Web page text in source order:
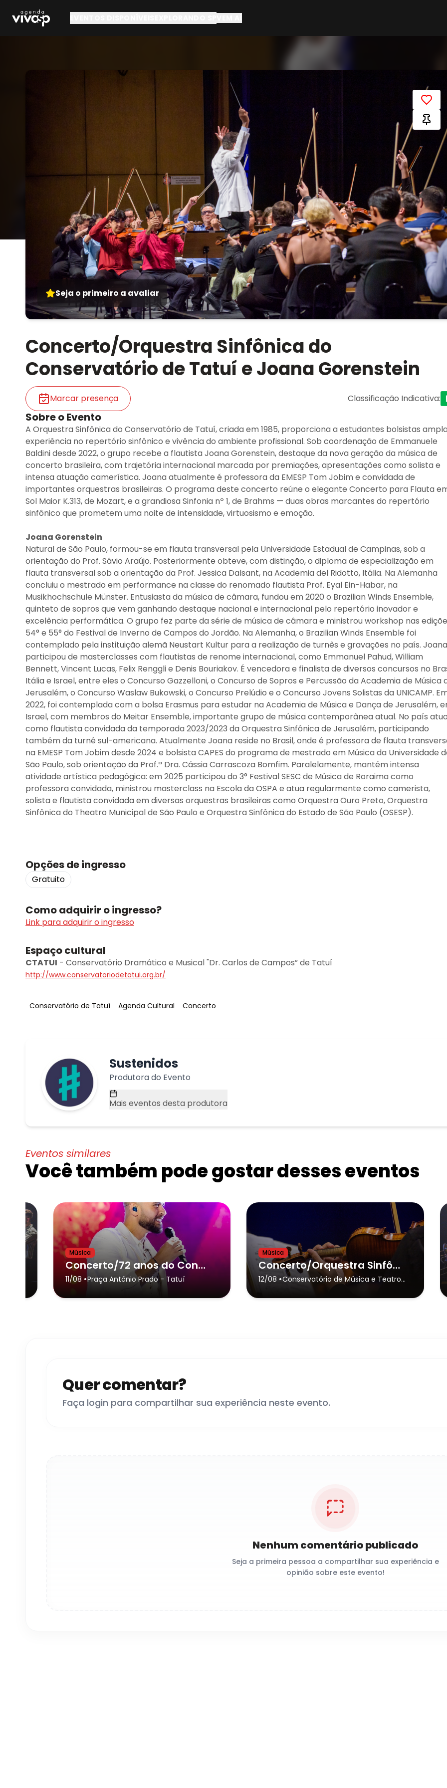
Seja o primeiro a avaliar
Concerto/Orquestra Sinfônica do
Conservatório de Tatuí e Joana Gorenstein
Marcar presença Classificação Indicativa:
Sobre o Evento
A Orquestra Sinfônica do Conservatório de Tatuí, criada em 1985, proporciona a estudantes bolsistas
experiência no repertório sinfônico e vivência do ambiente profissional. Sob coordenação de Emmanuele
Baldini desde 2022, o grupo recebe a flautista Joana Gorenstein, destaque da nova geração da música de
concerto brasileira, com trajetória internacional marcada por premiações, apresentações como solista e
intensa atuação camerística. Joana atualmente é professora da EMESP Tom Jobim e convidada de
importantes orquestras brasileiras. O programa deste concerto reúne o elegante Concerto para Flauta
Sol Maior K.313, de Mozart, e a grandiosa Sinfonia nº 1, de Brahms — duas obras marcantes do repertório
sinfônico que prometem uma noite de intensidade, virtuosismo e emoção.
Joana Gorenstein
Natural de São Paulo, formou-se em flauta transversal pela Universidade Estadual de Campinas, sob a
orientação do Prof. Sávio Araújo. Posteriormente obteve, com distinção, o diploma de especialização em
flauta transversal sob a orientação da Prof. Jessica Dalsant, na Academia del Ridotto, Itália. Na Alemanha
concluiu o mestrado em performance na classe do renomado flautista Prof. Eyal Ein-Habar, na
Musikhochschule Münster. Entusiasta da música de câmara, fundou em 2020 o Brazilian Winds Ensemble,
quinteto de sopros que vem ganhando destaque nacional e internacional pelo repertório inovador e
excelência performática. O grupo fez parte da série de música de câmara e ministrou workshop nas
54° e 55° do Festival de Inverno de Campos do Jordão. Na Alemanha, o Brazilian Winds Ensemble foi
contemplado pela instituição alemã Neustart Kultur para a realização de turnês e gravações no país. Joana
participou de masterclasses com flautistas de renome internacional, como Emmanuel Pahud, William
Bennett, Vincent Lucas, Felix Renggli e Denis Bouriakov. É vencedora e finalista de diversos concursos no
Itália e Israel, entre eles o Concurso Gazzelloni, o Concurso de Sopros e Percussão da Academia de Música
Jerusalém, o Concurso Waslaw Bukowski, o Concurso Prelúdio e o Concurso Jovens Solistas da UNICAMP.
2022, foi contemplada com a bolsa Erasmus para estudar na Academia de Música e Dança de Jerusalém,
Israel, com membros do Meitar Ensemble, importante grupo de música contemporânea atual. No país
como flautista convidada da temporada 2023/2023 da Orquestra Sinfônica de Jerusalém, participando
também da turnê sul-americana. Atualmente Joana reside no Brasil, onde é professora de flauta
na EMESP Tom Jobim desde 2024 e bolsista CAPES do programa de mestrado em Música da Universidade
São Paulo, sob orientação da Prof.ª Dra. Cássia Carrascoza Bomfim. Paralelamente, mantém intensa
atividade artística pedagógica: em 2025 participou do 3° Festival SESC de Música de Roraima como
professora convidada, ministrou masterclass na Escola da OSPA e atua regularmente como camerista,
solista e flautista convidada em diversas orquestras brasileiras como Orquestra Ouro Preto, Orquestra
Sinfônica do Theatro Municipal de São Paulo e Orquestra Sinfônica do Estado de São Paulo (OSESP).
Opções de ingresso
Gratuito
Como adquirir o ingresso?
Link para adquirir o ingresso
Espaço cultural
CTATUI - Conservatório Dramático e Musical "Dr. Carlos de Campos” de Tatuí
http://www.conservatoriodetatui.org.br/
Tag:
Conservatório de Tatuí Tag:
Agenda Cultural Tag:
Concerto
Sustenidos
Produtora do Evento
Mais eventos desta produtora
Eventos similares
Você também pode gostar desses eventos
Música
Concerto/72 anos do Conservatório de Tatuí/Banda Sinfônica & Diogo Nogueira
11/08 •Praça Antônio Prado - Tatuí
Música
Concerto/Orquestra Sinfônica do Conservatório de Tatuí e Convidados(as)
12/08 •Conservatório de Música e Teatro
(Sede)- Tatuí
Quer comentar?
Faça login para compartilhar sua experiência neste evento.
Nenhum comentário publicado
Seja a primeira pessoa a compartilhar sua experiência e
opinião sobre este evento!